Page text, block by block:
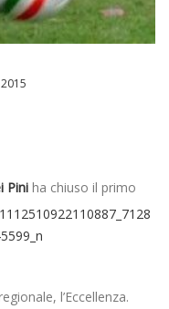
Pini ha chiuso il primo
l’Eccellenza.